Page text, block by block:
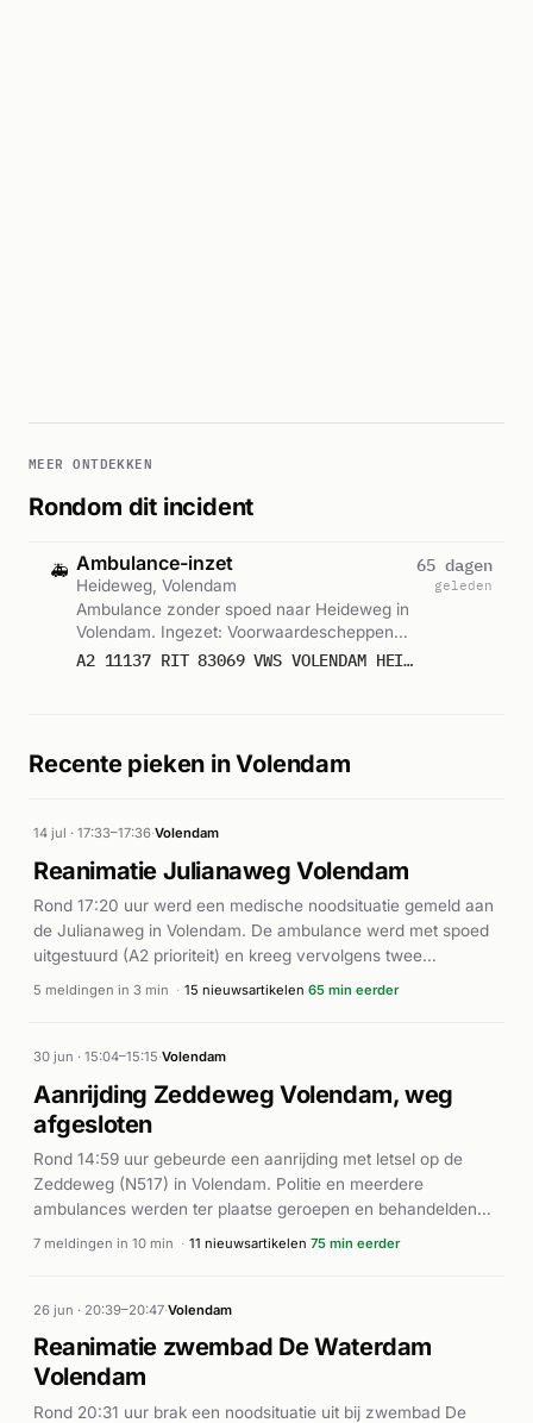
MEER ONTDEKKEN
Rondom dit incident
🚑 Ambulance-inzet
Heideweg, Volendam
Ambulance zonder spoed naar Heideweg in
Volendam. Ingezet: Voorwaardescheppend.
Gemeld om 15:10.
A2 11137 RIT 83069 VWS VOLENDAM HEIDEWEG VOLENDAM
65 dagen
geleden
Recente pieken in Volendam
14 jul · 17:33–17:36·Volendam
Reanimatie Julianaweg Volendam
Rond 17:20 uur werd een medische noodsituatie gemeld aan
de Julianaweg in Volendam. De ambulance werd met spoed
uitgestuurd (A2 prioriteit) en kreeg vervolgens twee
vervolgmeldingen voor dezelfde locatie. Kort daarna werd
en werd een AED ingezet. Volgens nieuwsartikelen betrof het
een reanimatie op de Julianaweg; één bron meldt dat een
traumahelikopter werd gealarmeerd. Verdere details over het
afloop van het incident zijn niet bekend.
5 meldingen in 3 min · 15 nieuwsartikelen 65 min eerder
30 jun · 15:04–15:15·Volendam
Aanrijding Zeddeweg Volendam, weg
afgesloten
Rond 14:59 uur gebeurde een aanrijding met letsel op de
Zeddeweg (N517) in Volendam. Politie en meerdere
ambulances werden ter plaatse geroepen en behandelden
de slachtoffers. Volgens Rodi.nl en Drimble was sprake van
oorzaak van het ongeval zijn niet bekendgemaakt. De
hulpdiensten waren ruim tien minuten actief ter plaatse.
7 meldingen in 10 min · 11 nieuwsartikelen 75 min eerder
26 jun · 20:39–20:47·Volendam
Reanimatie zwembad De Waterdam
Volendam
Rond 20:31 uur brak een noodsituatie uit bij zwembad De